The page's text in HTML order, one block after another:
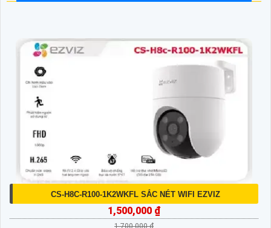
CS-H8C-R100-1K2WKFL SẮC NÉT WIFI EZVIZ
1,500,000 ₫
1,700,000 ₫